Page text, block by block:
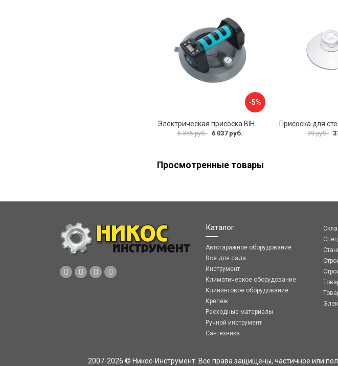
-5%
6 355 руб. 6 037 руб. 39 руб.
Просмотренные товары
Каталог
Автогаражное оборудование
Все для сада
Инструмент
Климатическое оборудование
Клининговое оборудование
Крепеж
Расходные материалы
Ручной инструмент
Сантехника
2007-2026 © Никос-Инструмент. Все права защищены, частичное или